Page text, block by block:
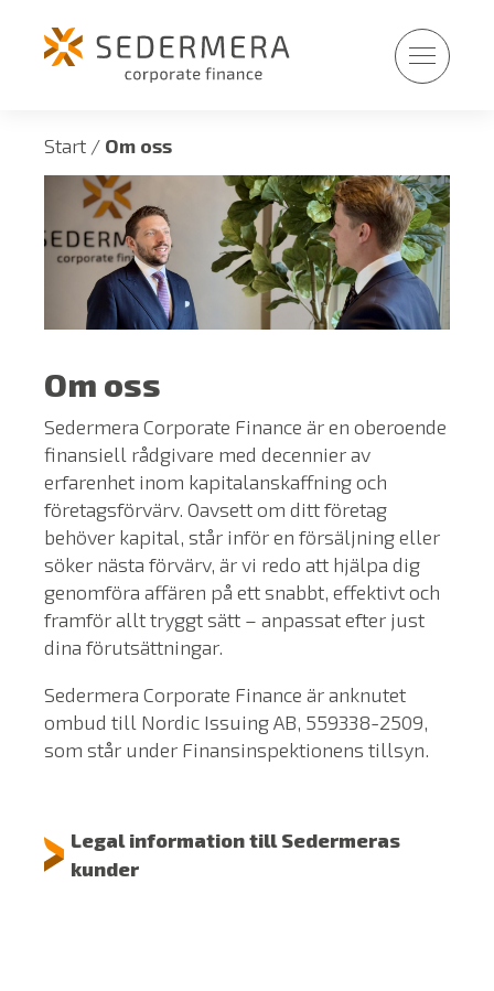
innehållet
Start / Om oss
Om oss
Sedermera Corporate Finance är en oberoende
finansiell rådgivare med decennier av
erfarenhet inom kapitalanskaffning och
företagsförvärv. Oavsett om ditt företag
behöver kapital, står inför en försäljning eller
söker nästa förvärv, är vi redo att hjälpa dig
genomföra affären på ett snabbt, effektivt och
framför allt tryggt sätt – anpassat efter just
dina förutsättningar.
Sedermera Corporate Finance är anknutet
ombud till Nordic Issuing AB, 559338-2509,
som står under Finansinspektionens tillsyn.
Legal information till Sedermeras
kunder